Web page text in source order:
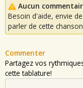
Aucun
Besoin d'aide, envie
parler de cette
Commenter
Partagez vos
cette tablature!